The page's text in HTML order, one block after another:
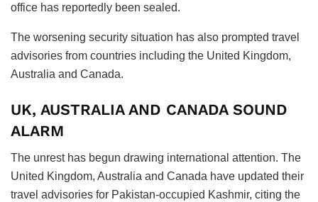
office has reportedly been sealed.
The worsening security situation has also prompted travel
advisories from countries including the United Kingdom,
Australia and Canada.
UK, AUSTRALIA AND CANADA SOUND
ALARM
The unrest has begun drawing international attention. The
United Kingdom, Australia and Canada have updated their
travel advisories for Pakistan-occupied Kashmir, citing the